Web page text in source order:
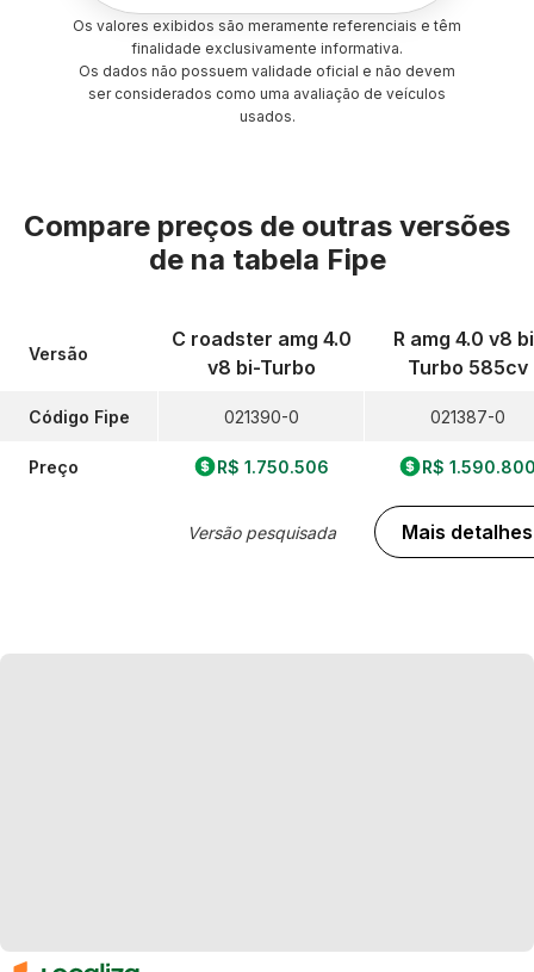
Os valores exibidos são meramente referenciais e têm
finalidade exclusivamente informativa.
Os dados não possuem validade oficial e não devem
ser considerados como uma avaliação de veículos
usados.
Compare preços de outras versões
de na tabela Fipe
Versão
Código Fipe
Preço
C roadster amg 4.0
v8 bi-Turbo
021390-0
R$ 1.750.506
Versão pesquisada
R amg 4.0 v8
Turbo 585cv
021387-0
R$
Mais detalhes